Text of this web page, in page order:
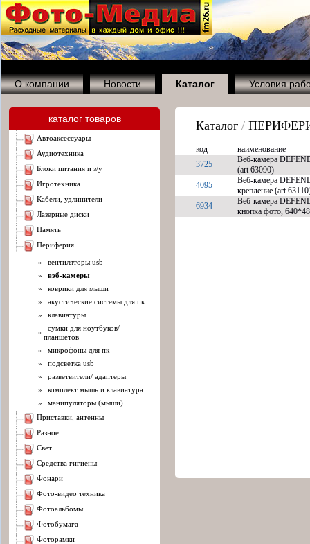
О компании Новости Каталог Условия
каталог товаров
автоаксессуары
аудиотехника
блоки питания и з/у
игротехника
кабели, удлинители
лазерные диски
память
периферия
»
вентиляторы usb
»
вэб-камеры
»
коврики для мыши
»
акустические системы для пк
»
клавиатуры
»
сумки для ноутбуков/
планшетов
»
микрофоны для пк
»
подсветка usb
»
разветвители/ адаптеры
»
комплект мышь и клавиатура
»
манипуляторы (мыши)
приставки, антенны
разное
свет
средства гигиены
фонари
фото-видео техника
фотоальбомы
фотобумага
фоторамки
Каталог /
код
наименование
3725
Веб-камера
(art 63090)
4095
Веб-камера
крепление (art
6934
Веб-камера
кнопка фото,